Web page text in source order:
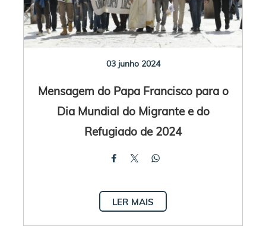
03 junho 2024
Mensagem do Papa Francisco para o
Dia Mundial do Migrante e do
Refugiado de 2024
LER MAIS